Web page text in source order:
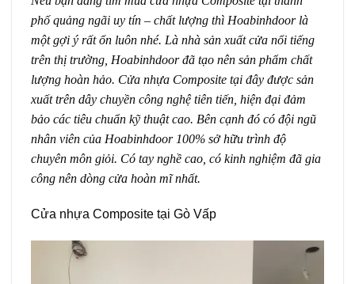
phố quảng ngãi uy tín – chất lượng thì Hoabinhdoorlà
một gợi ý rất ổn luôn nhé. Là nhà sản xuất cửa nổi tiếng
trên thị trường, Hoabinhdoor đã tạo nên sản phẩm chất
lượng hoàn hảo. Cửa nhựa Composite tại đây được sản
xuất trên dây chuyền công nghệ tiên tiến, hiện đại đảm
bảo các tiêu chuẩn kỹ thuật cao. Bên cạnh đó có đội ngũ
nhân viên của Hoabinhdoor 100% sở hữu trình độ
chuyên môn giỏi. Có tay nghề cao, có kinh nghiệm đã gia
công nên dòng cửa hoàn mĩ nhất.
Cửa nhựa Composite tại Gò Vấp